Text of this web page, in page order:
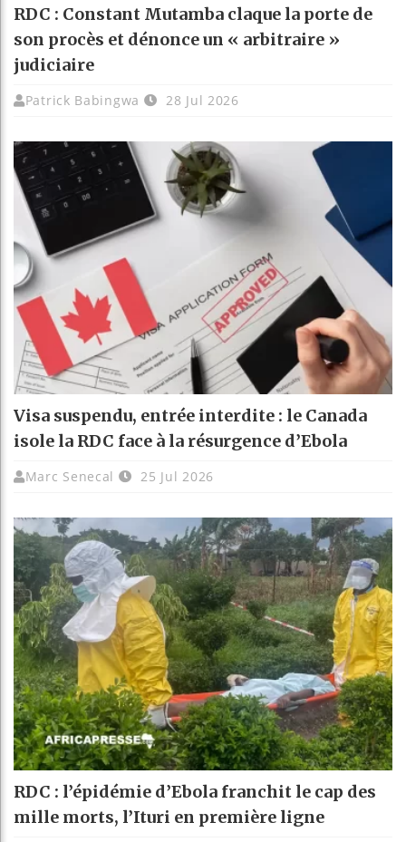
RDC : Constant Mutamba claque la porte de
son procès et dénonce un « arbitraire »
judiciaire
Patrick Babingwa 28 Jul 2026
Visa suspendu, entrée interdite : le Canada
isole la RDC face à la résurgence d’Ebola
Marc Senecal 25 Jul 2026
RDC : l’épidémie d’Ebola franchit le cap des
mille morts, l’Ituri en première ligne